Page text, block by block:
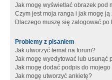
Jak mogę wyświetlać obrazek pod
Czym jest moja ranga i jak mogę ją
Dlaczego muszę się zalogować
Problemy z pisaniem
Jak utworzyć temat na forum?
Jak mogę wyedytować lub usunąć
Jak mogę dodać podpis do mojego
Jak mogę utworzyć ankietę?